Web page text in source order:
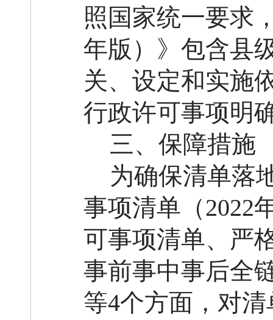
照国家统一要求
年版）》包含县
关、设定和实施
行政许可事项明
三、保障措施
为确保清单落
事项清单（2022
可事项清单、严
事前事中事后全
等4个方面，对